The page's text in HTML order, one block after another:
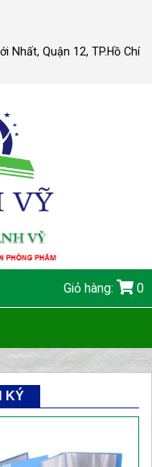
Nhất, Quận 12, TP.Hồ Chí
Giỏ hàng: 0
KÝ